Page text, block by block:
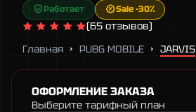
Работает Sale -30%
(65 отзывов)
Главная
PUBG MOBILE JARVIS
ОФОРМЛЕНИЕ ЗАКАЗА
Выберите тарифный план